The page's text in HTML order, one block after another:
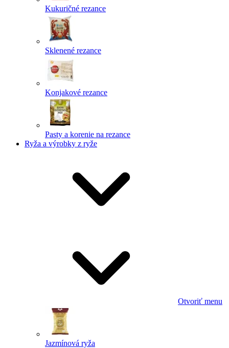
Kukuričné rezance
Sklenené rezance
Konjakové rezance
Pasty a korenie na rezance
Ryža a výrobky z ryže
Otvoriť menu
Jazmínová ryža